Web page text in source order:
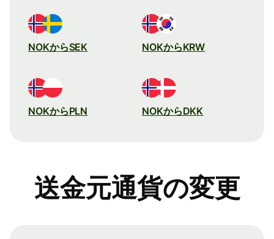
NOKからSEK NOKからKRW
NOKからPLN NOKからDKK
送金元通貨の変更